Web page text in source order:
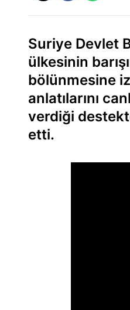
Suriye Devlet
ülkesinin
bölünmesine
anlatılarını
verdiği
etti.